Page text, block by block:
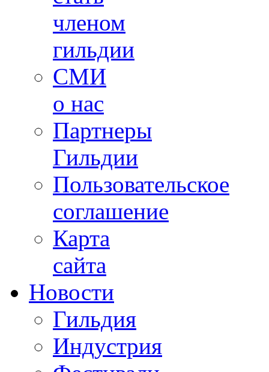
членом
гильдии
СМИ
о нас
Партнеры
Гильдии
Пользовательское
соглашение
Карта
сайта
Новости
Гильдия
Индустрия